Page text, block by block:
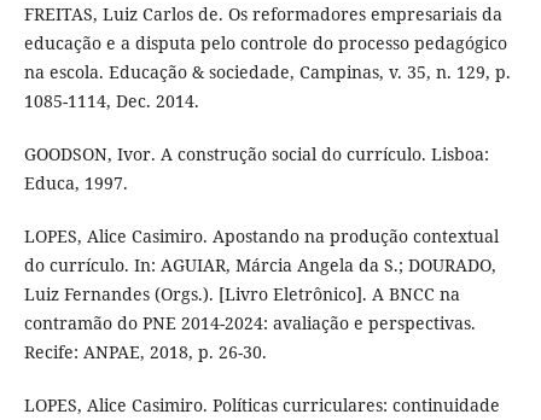
FREITAS, Luiz Carlos de. Os reformadores empresariais da
educação e a disputa pelo controle do processo pedagógico
na escola. Educação & sociedade, Campinas, v. 35, n. 129, p.
1085-1114, Dec. 2014.
GOODSON, Ivor. A construção social do currículo. Lisboa:
Educa, 1997.
LOPES, Alice Casimiro. Apostando na produção contextual
do currículo. In: AGUIAR, Márcia Angela da S.; DOURADO,
Luiz Fernandes (Orgs.). [Livro Eletrônico]. A BNCC na
contramão do PNE 2014-2024: avaliação e perspectivas.
Recife: ANPAE, 2018, p. 26-30.
LOPES, Alice Casimiro. Políticas curriculares: continuidade